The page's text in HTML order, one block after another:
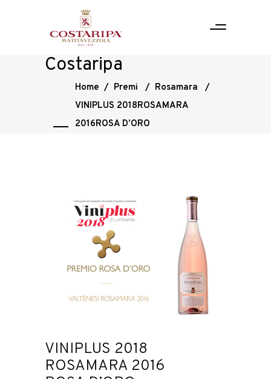
Costaripa
Home / Premi / Rosamara
/
VINIPLUS 2018ROSAMARA
2016ROSA D’ORO
VINIPLUS 2018
ROSAMARA 2016